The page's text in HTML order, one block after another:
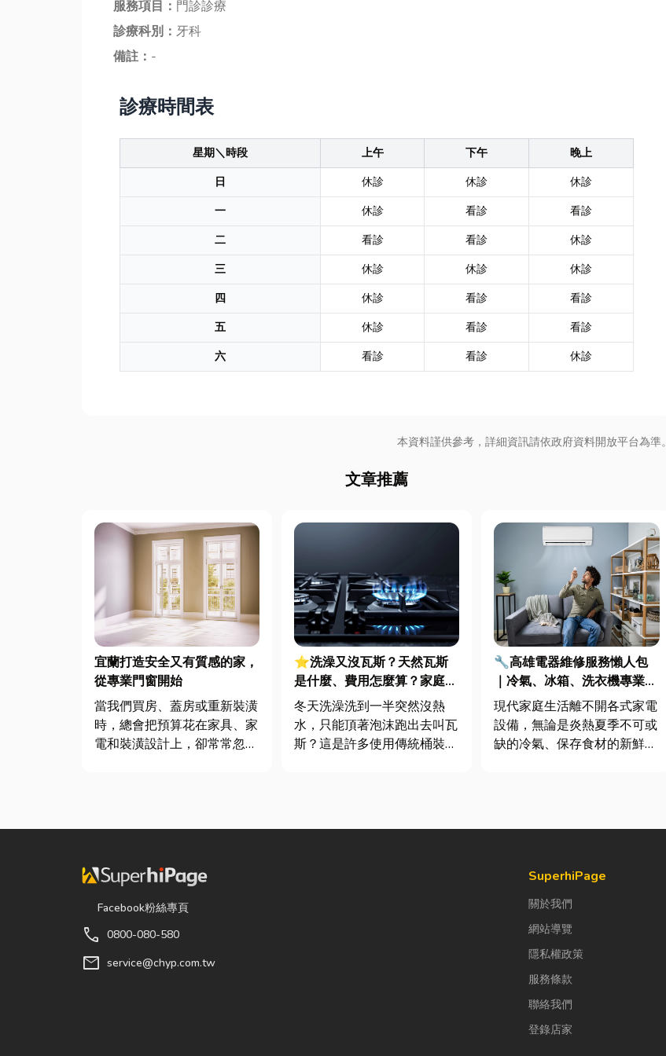
服務項目： 門診診療
診療科別： 牙科
備註： -
診療時間表
星期＼時段 上午 下午
晚上
日
休診 休診
休診
一
休診 看診
看診
二
看診 看診
休診
三
休診 休診
休診
四
休診 看診
看診
五
休診 看診
看診
六
看診 看診 休診
本資料謹供參考，詳細資訊請依政府資料開放平台為準。
文章推薦
宜蘭打造安全又有質感的家，
從專業門窗開始
當我們買房、蓋房或重新裝潢
時，總會把預算花在家具、家
電和裝潢設計上，卻常常忽略
打...
⭐洗澡又沒瓦斯？天然瓦斯
是什麼、費用怎麼算？家庭能
源選擇與配管工程全解析
冬天洗澡洗到一半突然沒熱
水，只能頂著泡沫跑出去叫瓦
斯？這是許多使用傳統桶裝瓦
🔧高雄電器維修服務懶人包
｜冷氣、冰箱、洗衣機專業維
修
現代家庭生活離不開各式家電
設備，無論是炎熱夏季不可或
缺的冷氣、保存食材的新鮮冰
Facebook粉絲專頁
call 0800-080-580
mail service@chyp.com.tw
SuperhiPage
關於我們
網站導覽
隱私權政策
服務條款
聯絡我們
登錄店家